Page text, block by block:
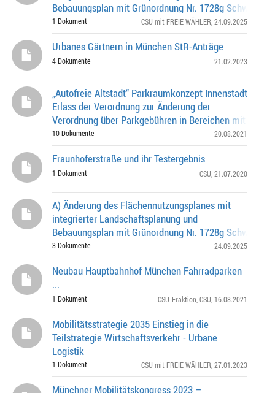
Bebauungsplan mit Grünordnung Nr. 1728g
(östlich) Riemer Park (südlich) Stadt Haar, Stadtteil
1 Dokument CSU mit FREIE WÄHLER , 24.09.2025
Urbanes Gärtnern in München StR-Anträge
4 Dokumente 21.02.2023
„Autofreie Altstadt“ Parkraumkonzept Innenstadt
Erlass der Verordnung zur Änderung der
Verordnung über Parkgebühren in Bereichen mit
Parkscheinautomaten in der Landeshauptstadt Münc
10 Dokumente 20.08.2021
Fraunhoferstraße und ihr Testergebnis
1 Dokument CSU , 21.07.2020
A) Änderung des Flächennutzungsplanes mit
integrierter Landschaftsplanung und
Bebauungsplan mit Grünordnung Nr. 1728g
(östlich) Riemer Park (südlich) Stadt Haar, Stadtteil
3 Dokumente 24.09.2025
Neubau Hauptbahnhof München Fahrradparken
...
1 Dokument CSU-Fraktion CSU , 16.08.2021
Mobilitätsstrategie 2035 Einstieg in die
Teilstrategie Wirtschaftsverkehr - Urbane
Logistik
1 Dokument CSU mit FREIE WÄHLER , 27.01.2023
Münchner Mobilitätskongress 2023 –